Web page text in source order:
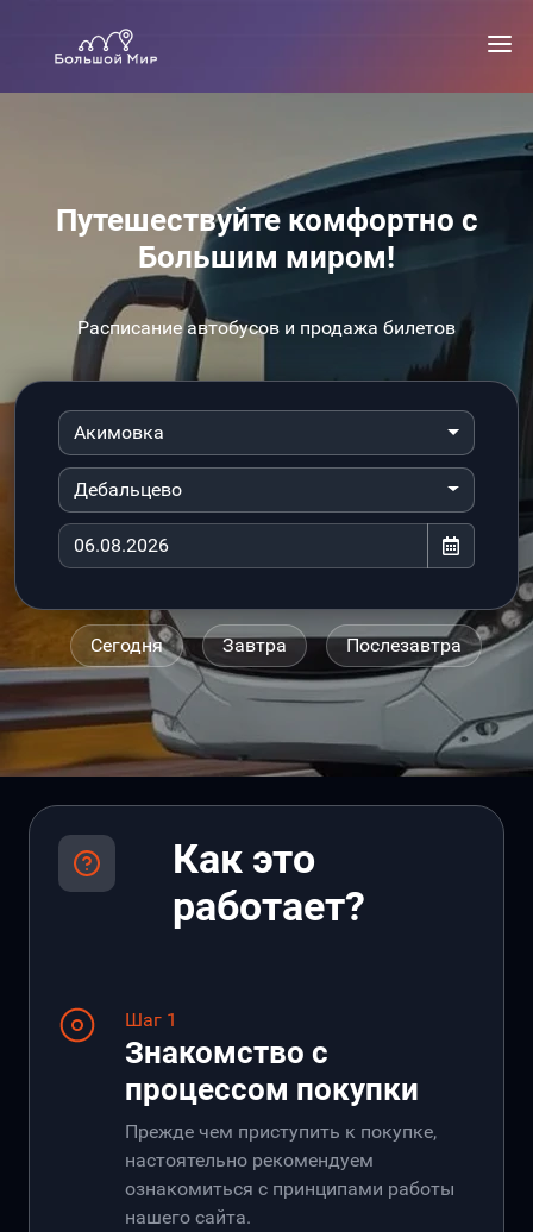
Путешествуйте комфортно с
Большим миром!
Расписание автобусов и продажа билетов
Акимовка
Дебальцево
Сегодня Завтра Послезавтра
Как это
работает?
Шаг 1
Знакомство с
процессом покупки
Прежде чем приступить к покупке,
настоятельно рекомендуем
ознакомиться с принципами работы
нашего сайта.